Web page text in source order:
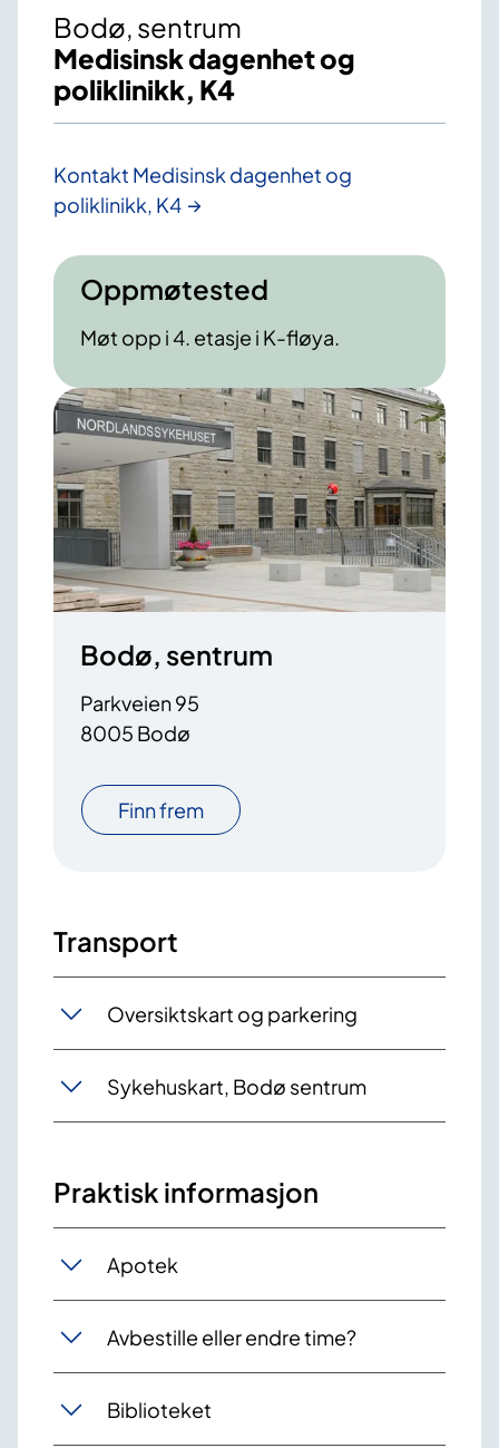
Bodø, sentrum
Medisinsk dagenhet og
poliklinikk, K4
Kontakt Medisinsk dagenhet og
poliklinikk, K4
Oppmøtested
Møt opp i 4. etasje i K-fløya.
Bodø, sentrum
Parkveien 95
8005 Bodø
Finn frem
Transport
Oversiktskart og parkering
Sykehuskart, Bodø sentrum
Praktisk informasjon
Apotek
Avbestille eller endre time?
Biblioteket